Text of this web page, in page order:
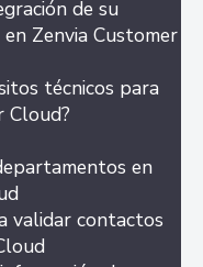
de su
Zenvia Customer
técnicos para
Cloud?
en
validar contactos